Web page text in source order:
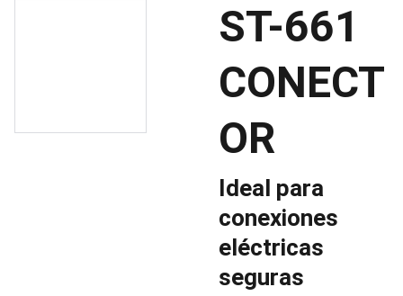
ST-661
CONECT
OR
Ideal para
conexiones
eléctricas
seguras